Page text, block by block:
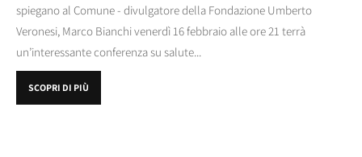
spiegano al Comune - divulgatore della Fondazione Umberto
Veronesi, Marco Bianchi venerdì 16 febbraio alle ore 21 terrà
un’interessante conferenza su salute...
SCOPRI DI PIÙ